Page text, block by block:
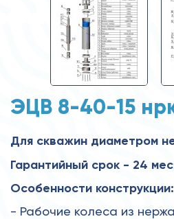
ЭЦВ 8-40-15
Для скважин диаметром
Гарантийный срок - 24
Особенности конструкции:
- Рабочие колеса из